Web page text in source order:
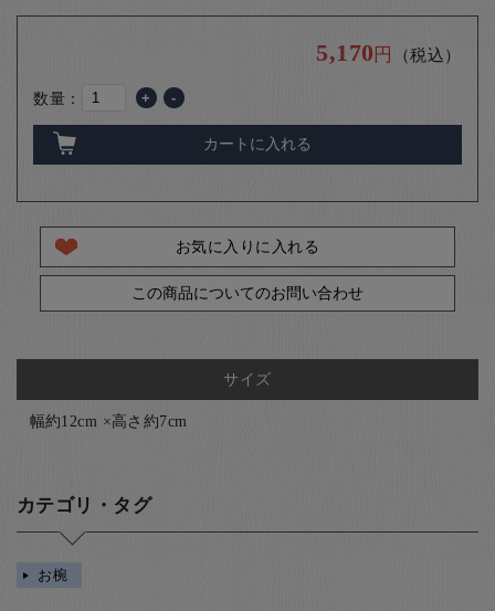
5,170 円 （税込）
数量： + -
カートに入れる
お気に入りに入れる
この商品についてのお問い合わせ
サイズ
幅約12cm ×高さ約7cm
カテゴリ・タグ
お椀